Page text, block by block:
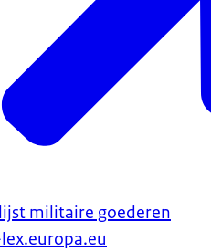
militaire goederen